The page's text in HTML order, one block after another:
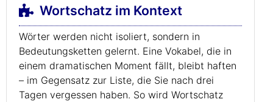
Wortschatz im Kontext
Wörter werden nicht isoliert, sondern in
Bedeutungsketten gelernt. Eine Vokabel, die in
einem dramatischen Moment fällt, bleibt haften
– im Gegensatz zur Liste, die Sie nach drei
Tagen vergessen haben. So wird Wortschatz